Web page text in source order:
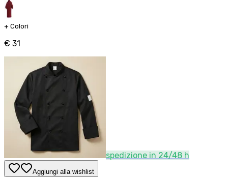
+ Colori
€ 31
spedizione in 24/48 h
Aggiungi alla wishlist